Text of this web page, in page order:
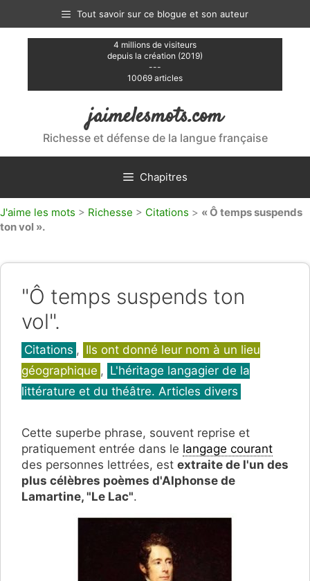
contenu
Tout savoir sur ce blogue et son auteur
4 millions de visiteurs
depuis la création (2019)
---
10069 articles
jaimelesmots.com
Richesse et défense de la langue française
Chapitres
J'aime les mots > Richesse > Citations > « Ô temps suspends
ton vol ».
"Ô temps suspends ton
vol".
Catégories
Citations , Ils ont donné leur nom à un lieu
géographique , L'héritage langagier de la
littérature et du théâtre. Articles divers
Cette superbe phrase, souvent reprise et
pratiquement entrée dans le langage courant
des personnes lettrées, est extraite de l'un des
plus célèbres poèmes d'Alphonse de
Lamartine, "Le Lac".